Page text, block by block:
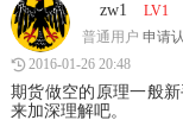
zw1
LV1
普通用户 申请
2016-01-26 20:48
期货做空的原理一般
来加深理解吧。